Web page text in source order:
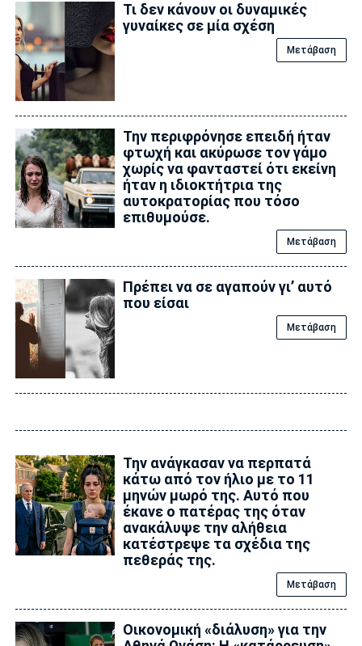
Τι δεν κάνουν οι δυναμικές
γυναίκες σε μία σχέση
Μετάβαση
Την περιφρόνησε επειδή ήταν
φτωχή και ακύρωσε τον γάμο
χωρίς να φανταστεί ότι εκείνη
ήταν η ιδιοκτήτρια της
αυτοκρατορίας που τόσο
επιθυμούσε.
Μετάβαση
Πρέπει να σε αγαπούν γι’ αυτό
που είσαι
Μετάβαση
Την ανάγκασαν να περπατά
κάτω από τον ήλιο με το 11
μηνών μωρό της. Αυτό που
έκανε ο πατέρας της όταν
ανακάλυψε την αλήθεια
κατέστρεψε τα σχέδια της
πεθεράς της.
Μετάβαση
Οικονομική «διάλυση» για την